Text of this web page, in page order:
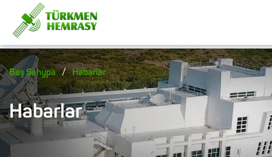
Baş Sahypa / Habarlar
Habarlar